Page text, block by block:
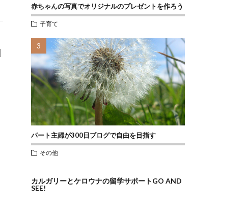
赤ちゃんの写真でオリジナルのプレゼントを作ろう
子育て
パート主婦が300日ブログで自由を目指す
その他
カルガリーとケロウナの留学サポートGO AND
SEE!